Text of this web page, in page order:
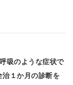
吸のような症状で
１か月の診断を